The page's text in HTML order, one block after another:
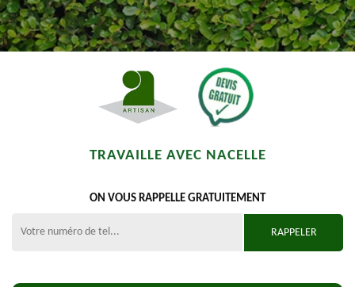
TRAVAILLE AVEC NACELLE
ON VOUS RAPPELLE GRATUITEMENT